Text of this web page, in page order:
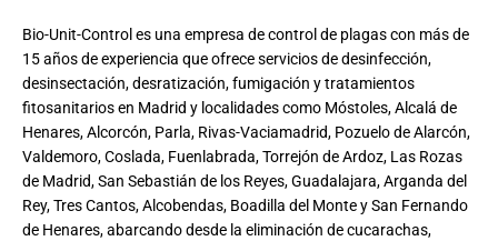
Bio-Unit-Control es una empresa de control de plagas con más de
15 años de experiencia que ofrece servicios de desinfección,
desinsectación, desratización, fumigación y tratamientos
fitosanitarios en Madrid y localidades como Móstoles, Alcalá de
Henares, Alcorcón, Parla, Rivas-Vaciamadrid, Pozuelo de Alarcón,
Valdemoro, Coslada, Fuenlabrada, Torrejón de Ardoz, Las Rozas
de Madrid, San Sebastián de los Reyes, Guadalajara, Arganda del
Rey, Tres Cantos, Alcobendas, Boadilla del Monte y San Fernando
de Henares, abarcando desde la eliminación de cucarachas,